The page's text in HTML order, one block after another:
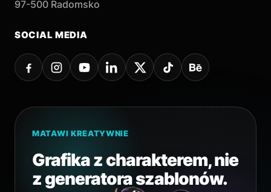
97-500 Radomsko
SOCIAL MEDIA
MATAWI KREATYWNIE
Grafika z charakterem, nie
z generatora szablonów.